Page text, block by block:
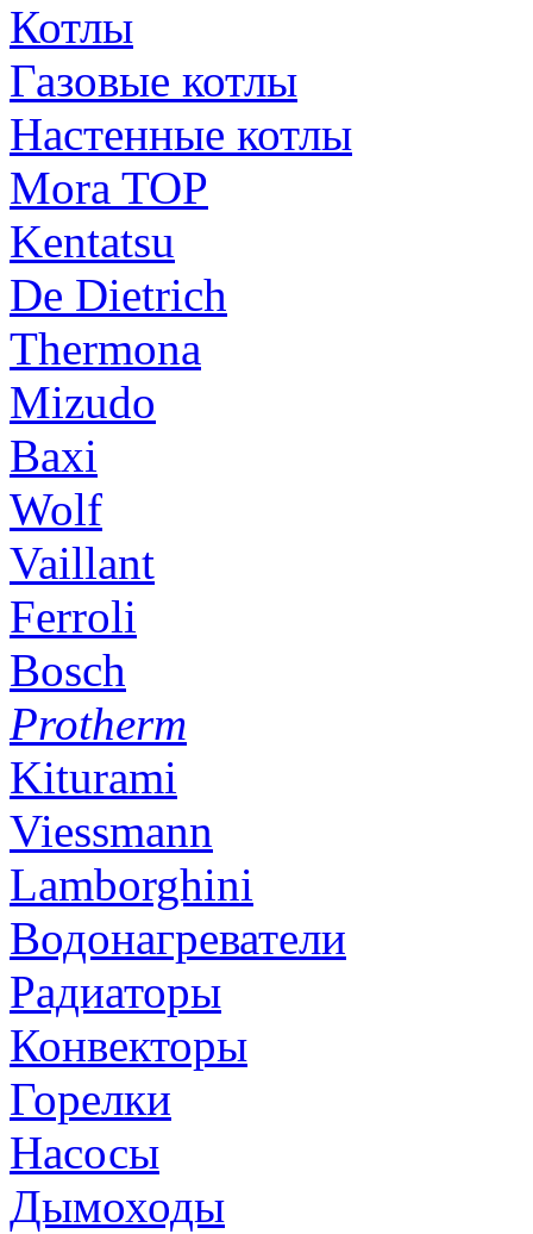
Котлы
Газовые котлы
Настенные котлы
Mora TOP
Kentatsu
De Dietrich
Thermona
Mizudo
Baxi
Wolf
Vaillant
Ferroli
Bosch
Protherm
Kiturami
Viessmann
Lamborghini
Водонагреватели
Радиаторы
Конвекторы
Горелки
Насосы
Дымоходы